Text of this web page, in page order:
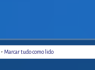
- Marcar tudo como lido